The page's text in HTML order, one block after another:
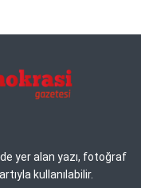
yer alan yazı, fotoğraf
kullanılabilir.